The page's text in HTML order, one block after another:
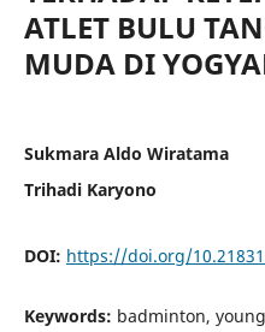
ATLET BULU
MUDA DI
Sukmara Aldo Wiratama
Trihadi Karyono
DOI: https://doi.org/
Keywords: badminton,